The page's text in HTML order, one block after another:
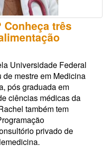
três
Universidade Federal
mestre em Medicina
pós graduada em
ciências médicas da
também tem
privado de